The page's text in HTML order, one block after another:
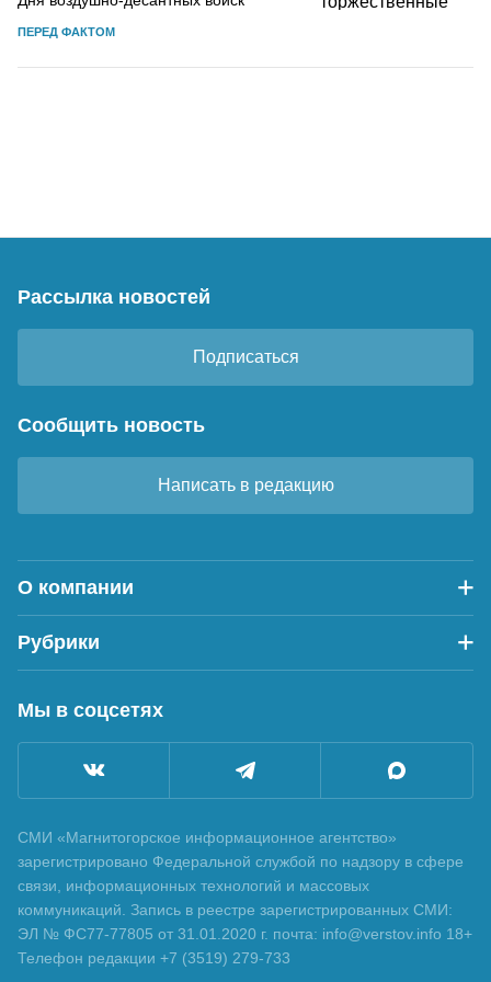
ПЕРЕД ФАКТОМ
Рассылка новостей
Подписаться
Сообщить новость
Написать в редакцию
О компании
Рубрики
Мы в соцсетях
СМИ «Магнитогорское информационное агентство»
зарегистрировано Федеральной службой по надзору в сфере
связи, информационных технологий и массовых
коммуникаций. Запись в реестре зарегистрированных СМИ:
ЭЛ № ФС77-77805 от 31.01.2020 г. почта: info@verstov.info 18+
Телефон редакции +7 (3519) 279-733